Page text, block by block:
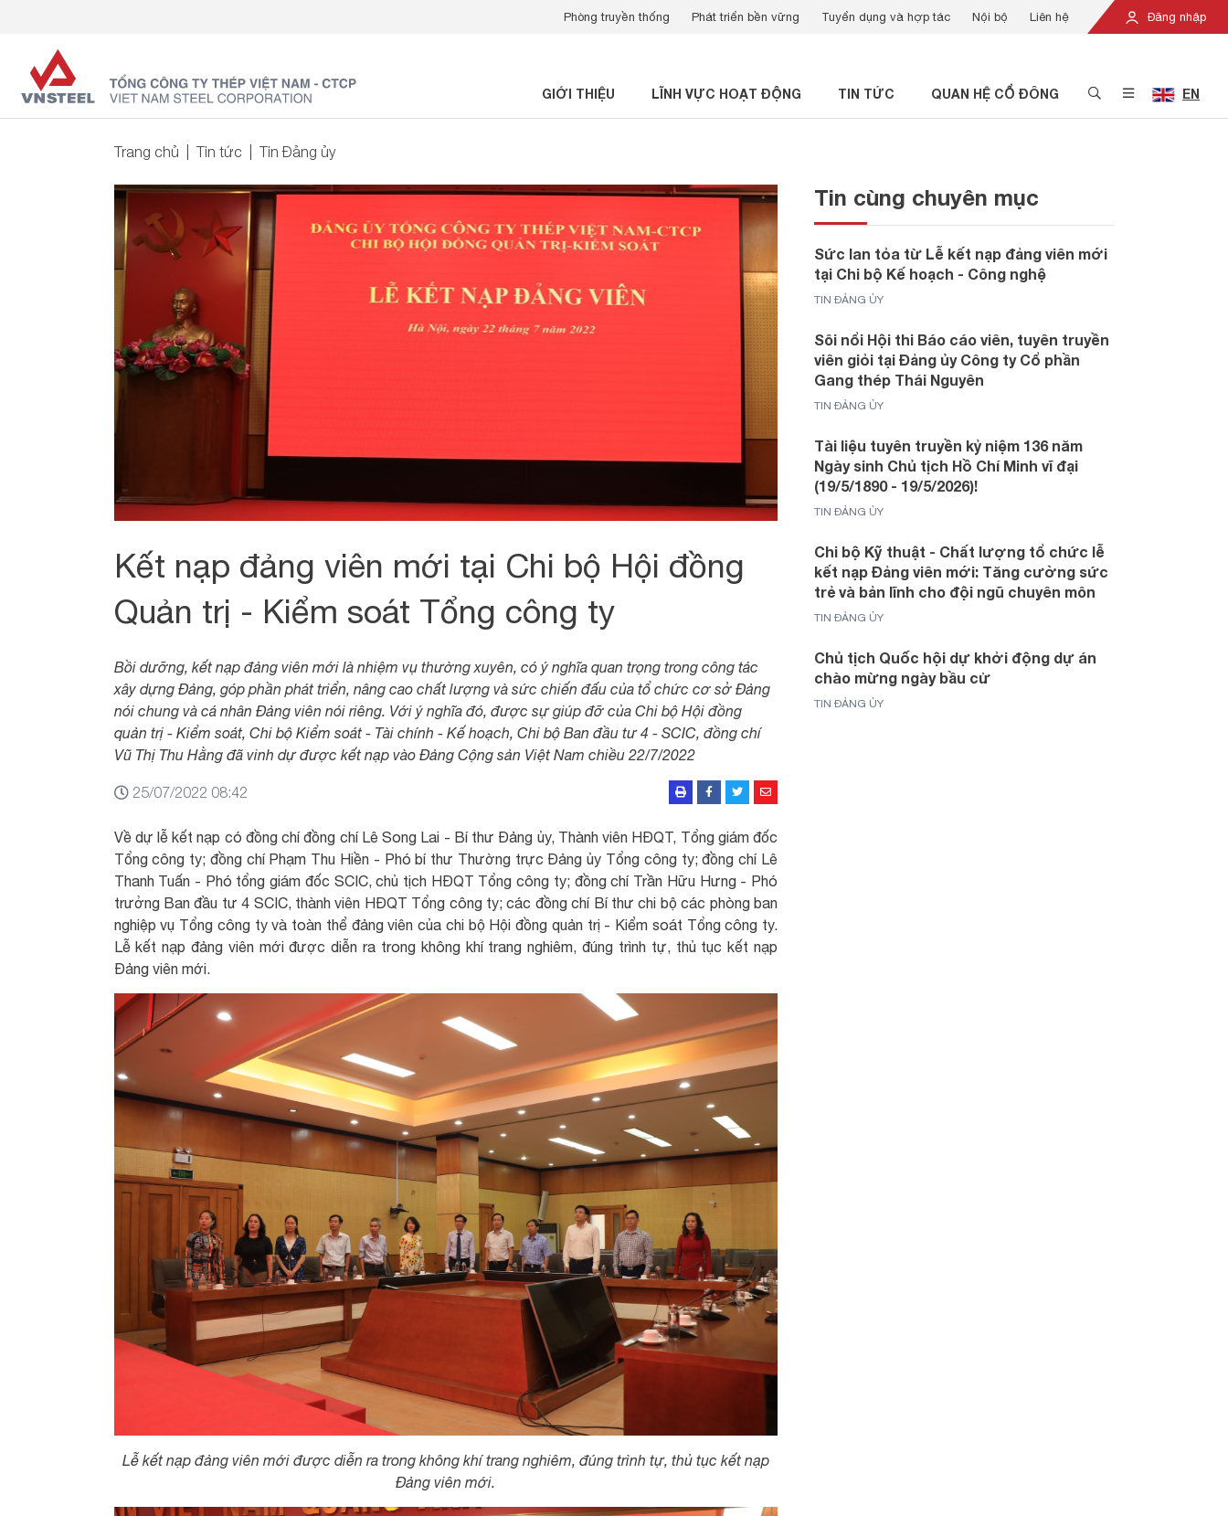
Đăng nhập
Phòng truyền thống Phát triển bền vững Tuyển dụng và hợp tác Nội bộ Liên hệ
GIỚI THIỆU LĨNH VỰC HOẠT ĐỘNG TIN TỨC QUAN HỆ CỔ ĐÔNG EN
Trang chủ Tin tức Tin Đảng ủy
Kết nạp đảng viên mới tại Chi bộ Hội đồng
Quản trị - Kiểm soát Tổng công ty
Bồi dưỡng, kết nạp đảng viên mới là nhiệm vụ thường xuyên, có ý nghĩa quan trọng trong công tác
xây dựng Đảng, góp phần phát triển, nâng cao chất lượng và sức chiến đấu của tổ chức cơ sở Đảng
nói chung và cá nhân Đảng viên nói riêng. Với ý nghĩa đó, được sự giúp đỡ của Chi bộ Hội đồng
quản trị - Kiểm soát, Chi bộ Kiểm soát - Tài chính - Kế hoạch, Chi bộ Ban đầu tư 4 - SCIC, đồng chí
Vũ Thị Thu Hằng đã vinh dự được kết nạp vào Đảng Cộng sản Việt Nam chiều 22/7/2022
25/07/2022 08:42
Về dự lễ kết nạp có đồng chí đồng chí Lê Song Lai - Bí thư Đảng ủy, Thành viên HĐQT, Tổng giám đốc
Tổng công ty; đồng chí Phạm Thu Hiền - Phó bí thư Thường trực Đảng ủy Tổng công ty; đồng chí Lê
Thanh Tuấn - Phó tổng giám đốc SCIC, chủ tịch HĐQT Tổng công ty; đồng chí Trần Hữu Hưng - Phó
trưởng Ban đầu tư 4 SCIC, thành viên HĐQT Tổng công ty; các đồng chí Bí thư chi bộ các phòng ban
nghiệp vụ Tổng công ty và toàn thể đảng viên của chi bộ Hội đồng quản trị - Kiểm soát Tổng công ty.
Lễ kết nạp đảng viên mới được diễn ra trong không khí trang nghiêm, đúng trình tự, thủ tục kết nạp
Đảng viên mới.
Lễ kết nạp đảng viên mới được diễn ra trong không khí trang nghiêm, đúng trình tự, thủ tục kết nạp
Đảng viên mới.
Tin cùng chuyên mục
Sức lan tỏa từ Lễ kết nạp đảng viên mới
tại Chi bộ Kế hoạch - Công nghệ
TIN ĐẢNG ỦY
Sôi nổi Hội thi Báo cáo viên, tuyên truyền
viên giỏi tại Đảng ủy Công ty Cổ phần
Gang thép Thái Nguyên
TIN ĐẢNG ỦY
Tài liệu tuyên truyền kỷ niệm 136 năm
Ngày sinh Chủ tịch Hồ Chí Minh vĩ đại
(19/5/1890 - 19/5/2026)!
TIN ĐẢNG ỦY
Chi bộ Kỹ thuật - Chất lượng tổ chức lễ
kết nạp Đảng viên mới: Tăng cường sức
trẻ và bản lĩnh cho đội ngũ chuyên môn
TIN ĐẢNG ỦY
Chủ tịch Quốc hội dự khởi động dự án
chào mừng ngày bầu cử
TIN ĐẢNG ỦY